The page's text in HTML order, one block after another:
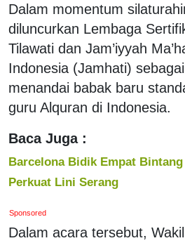
Dalam momentum
diluncurkan Lembaga
Tilawati dan Jam’iyyah
Indonesia (Jamhati)
menandai babak baru
guru Alquran di Indonesia.
Baca Juga :
Barcelona Bidik Empat
Perkuat Lini Serang
Sponsored
Dalam acara tersebut,